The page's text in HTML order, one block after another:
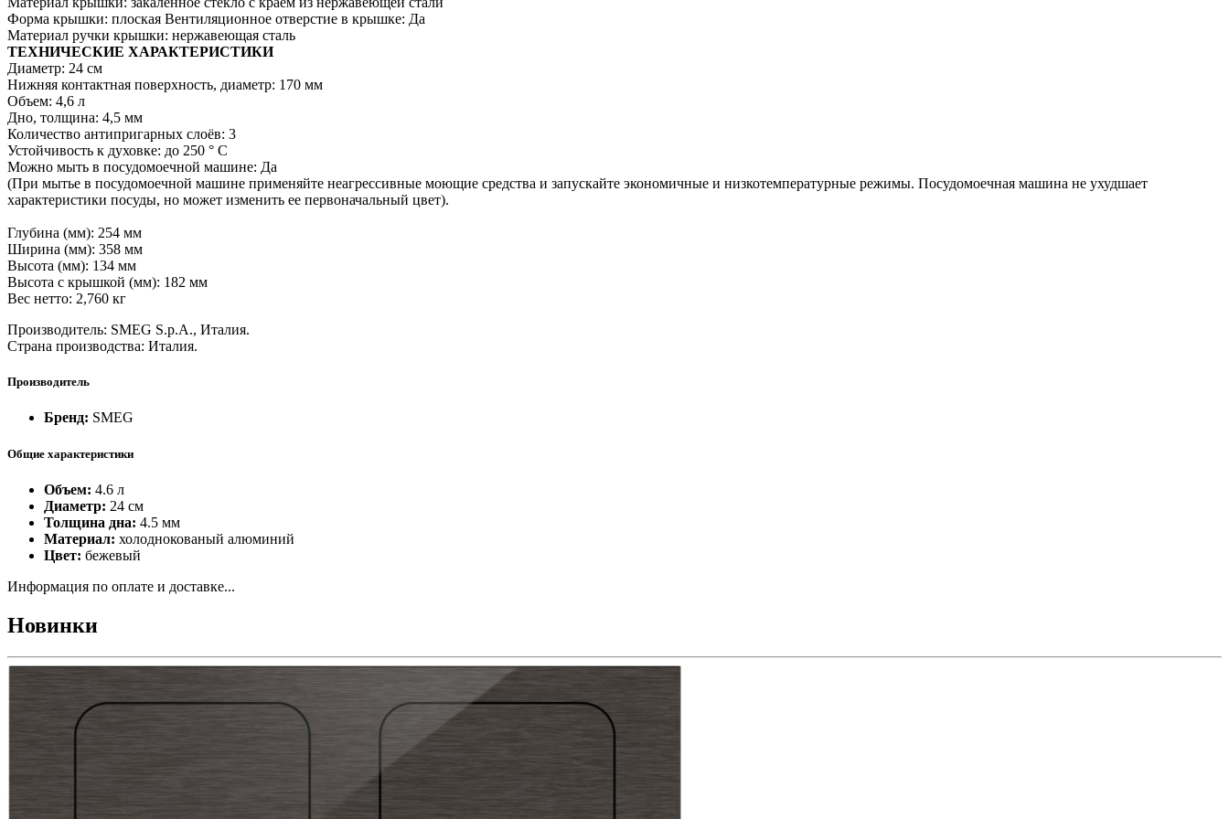
Форма крышки: плоская Вентиляционное отверстие в крышке: Да
Материал ручки крышки: нержавеющая сталь
ТЕХНИЧЕСКИЕ ХАРАКТЕРИСТИКИ
Диаметр: 24 см
Нижняя контактная поверхность, диаметр: 170 мм
Объем: 4,6 л
Дно, толщина: 4,5 мм
Количество антипригарных слоёв: 3
Устойчивость к духовке: до 250 ° C
Можно мыть в посудомоечной машине: Да
(При мытье в посудомоечной машине применяйте неагрессивные моющие средства и запускайте экономичные и низкотемпературные режимы. Посудомоечная машина не ухудшает
характеристики посуды, но может изменить ее первоначальный цвет).
Глубина (мм): 254 мм
Ширина (мм): 358 мм
Высота (мм): 134 мм
Высота с крышкой (мм): 182 мм
Вес нетто: 2,760 кг
Производитель: SMEG S.p.A., Италия.
Страна производства: Италия.
Производитель
Бренд: SMEG
Общие характеристики
Объем: 4.6 л
Диаметр: 24 см
Толщина дна: 4.5 мм
Материал: холоднокованый алюминий
Цвет: бежевый
Информация по оплате и доставке...
Новинки